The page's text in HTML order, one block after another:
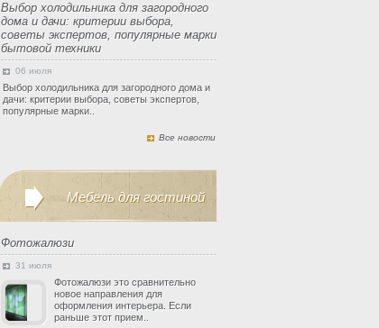
Выбор холодильника для загородного
дома и дачи: критерии выбора,
советы экспертов, популярные марки
бытовой техники
06 июля
Выбор холодильника для загородного дома и
дачи: критерии выбора, советы экспертов,
популярные марки..
Все новости
Мебель для гостиной
Фотожалюзи
31 июля
Фотожалюзи это сравнительно
новое направления для
оформления интерьера. Если
раньше этот прием..